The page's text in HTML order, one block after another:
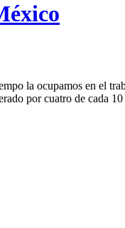
la ocupamos en el
por cuatro de cada